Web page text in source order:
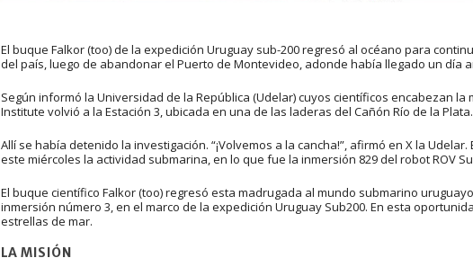
El buque Falkor (too) de la expedición Uruguay sub-200 regresó al océano para
del país, luego de abandonar el Puerto de Montevideo, adonde había llegado un día
Según informó la Universidad de la República (Udelar) cuyos científicos encabezan la
Institute volvió a la Estación 3, ubicada en una de las laderas del Cañón Río de la Plata.
Allí se había detenido la investigación. “¡Volvemos a la cancha!”, afirmó en X la
este miércoles la actividad submarina, en lo que fue la inmersión 829 del robot ROV
El buque científico Falkor (too) regresó esta madrugada al mundo submarino
inmersión número 3, en el marco de la expedición Uruguay Sub200. En esta
estrellas de mar.
LA MISIÓN